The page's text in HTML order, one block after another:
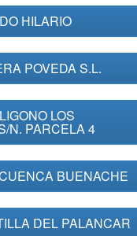
HILARIO
POVEDA S.L.
LOS
N. PARCELA 4
BUENACHE
DEL PALANCAR